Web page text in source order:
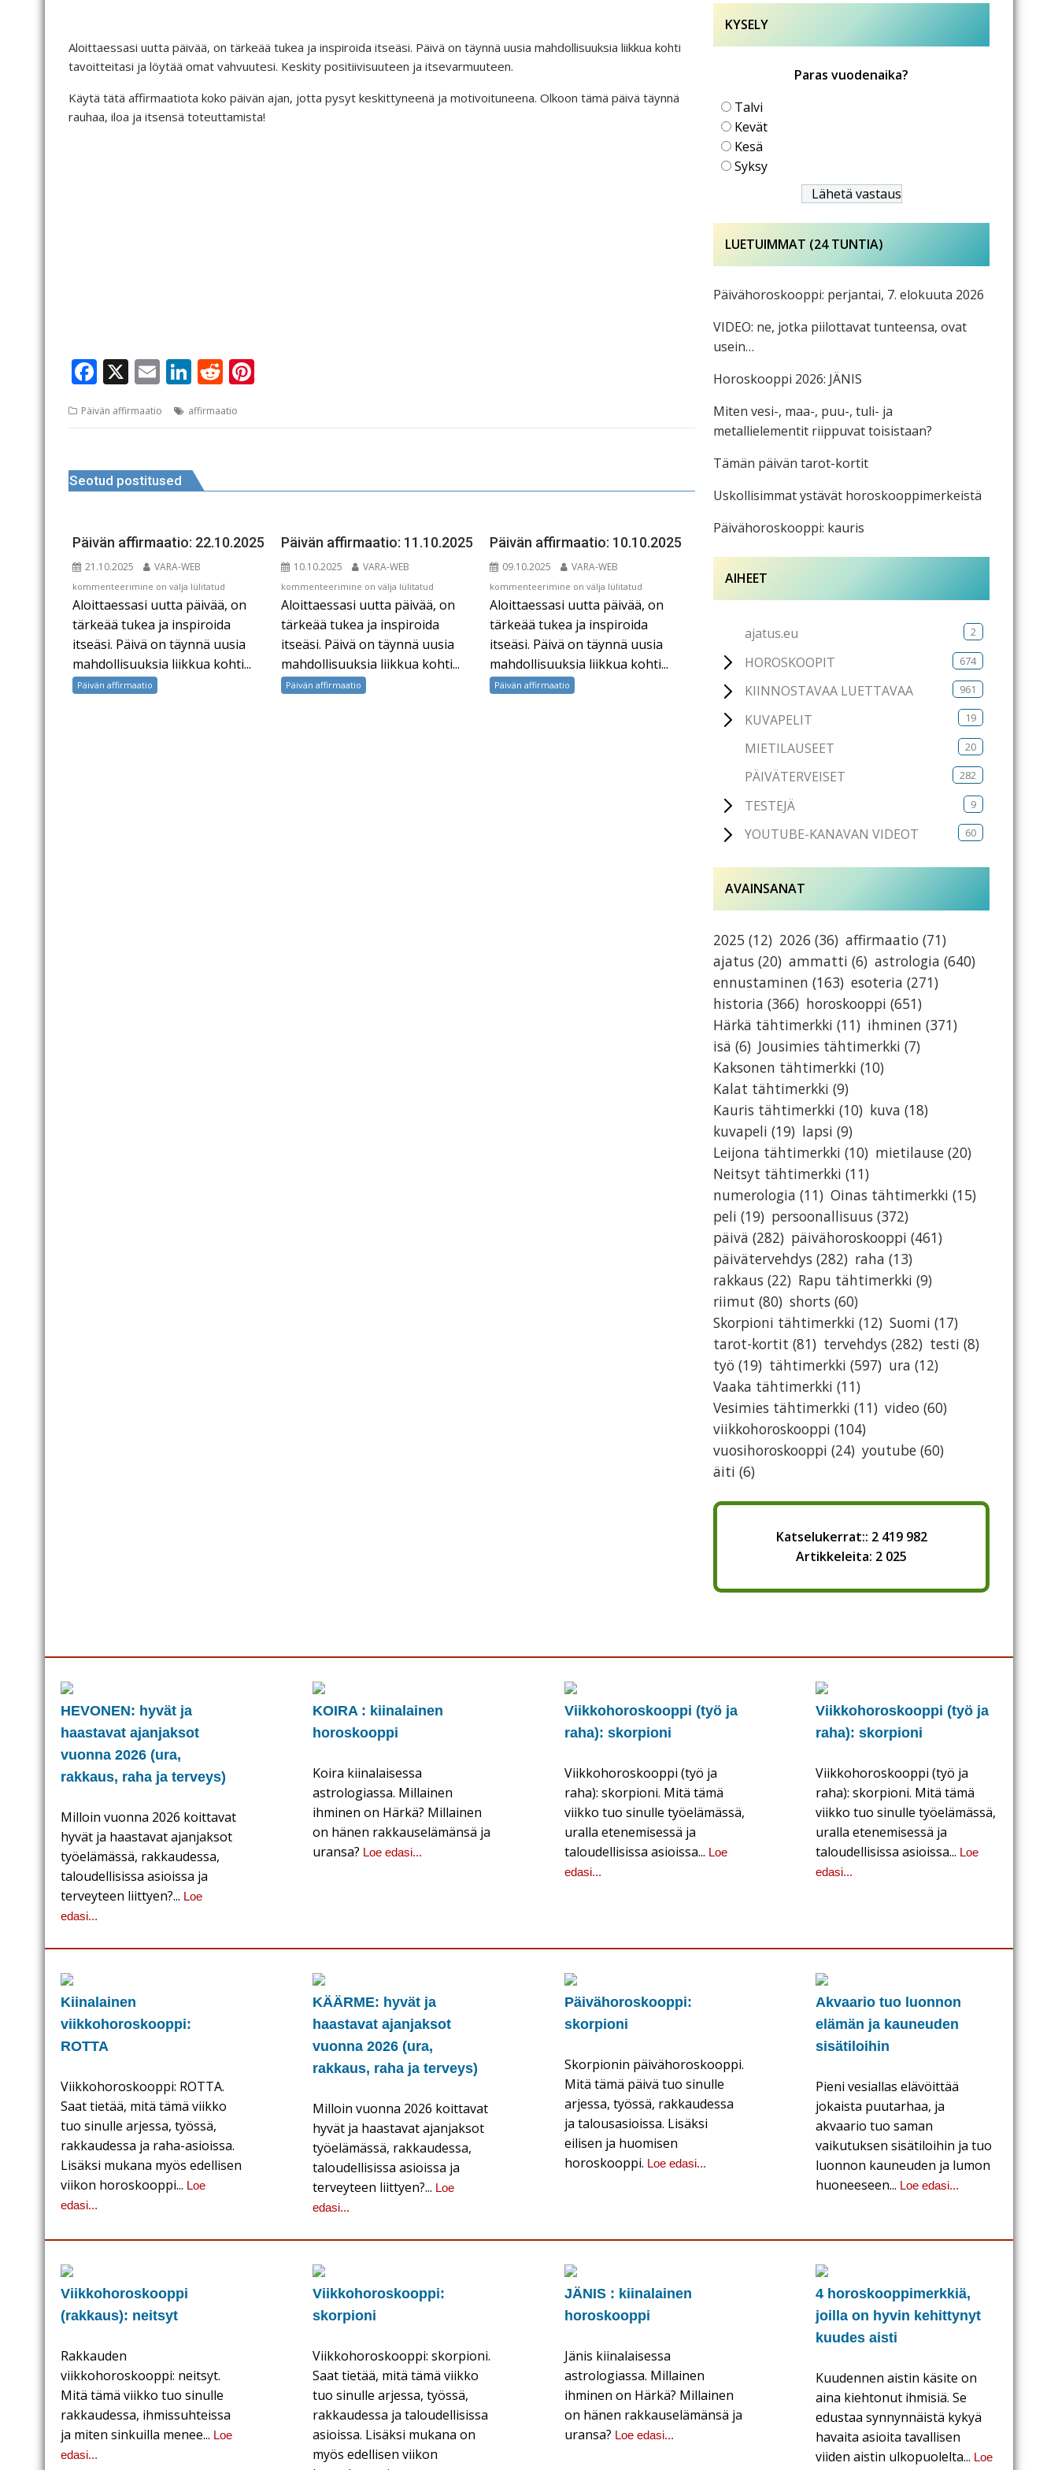
o
o
k
n st
Aloittaessasi uutta päivää, on tärkeää tukea ja inspiroida itseäsi. Päivä on täynnä uusia mahdollisuuksia liikkua kohti
tavoitteitasi ja löytää omat vahvuutesi. Keskity positiivisuuteen ja itsevarmuuteen.
Käytä tätä affirmaatiota koko päivän ajan, jotta pysyt keskittyneenä ja motivoituneena. Olkoon tämä päivä täynnä
rauhaa, iloa ja itsensä toteuttamista!
F
c
b
o
k
X E
ai
Li
k
dI
n
R
d te
st
Päivän affirmaatio affirmaatio
Seotud postitused
Päivän affirmaatio: 22.10.2025
21.10.2025 VARA-WEB
Päivän
affirmaatio:
22.10.2025
kommenteerimine on välja lülitatud
Aloittaessasi uutta päivää, on
tärkeää tukea ja inspiroida
itseäsi. Päivä on täynnä uusia
mahdollisuuksia liikkua kohti...
Päivän affirmaatio
Päivän affirmaatio: 11.10.2025
10.10.2025 VARA-WEB
Päivän
affirmaatio:
11.10.2025
kommenteerimine on välja lülitatud
Aloittaessasi uutta päivää, on
tärkeää tukea ja inspiroida
itseäsi. Päivä on täynnä uusia
mahdollisuuksia liikkua kohti...
Päivän affirmaatio
Päivän affirmaatio: 10.10.2025
09.10.2025 VARA-WEB
Päivän
affirmaatio:
10.10.2025
kommenteerimine on välja lülitatud
Aloittaessasi uutta päivää, on
tärkeää tukea ja inspiroida
itseäsi. Päivä on täynnä uusia
mahdollisuuksia liikkua kohti...
Päivän affirmaatio
KYSELY
Paras vuodenaika?
Talvi
Kevät
Kesä
Syksy
LUETUIMMAT (24 TUNTIA)
Päivähoroskooppi: perjantai, 7. elokuuta 2026
VIDEO: ne, jotka piilottavat tunteensa, ovat
usein…
Horoskooppi 2026: JÄNIS
Miten vesi-, maa-, puu-, tuli- ja
metallielementit riippuvat toisistaan?
Tämän päivän tarot-kortit
Uskollisimmat ystävät horoskooppimerkeistä
Päivähoroskooppi: kauris
AIHEET
ajatus.eu 2
HOROSKOOPIT 674
KIINNOSTAVAA LUETTAVAA 961
KUVAPELIT 19
MIETILAUSEET 20
PÄIVÄTERVEISET 282
TESTEJÄ 9
YOUTUBE-KANAVAN VIDEOT 60
AVAINSANAT
2025 (12) 2026 (36) affirmaatio (71)
ajatus (20) ammatti (6) astrologia (640)
ennustaminen (163) esoteria (271)
historia (366) horoskooppi (651)
Härkä tähtimerkki (11) ihminen (371)
isä (6) Jousimies tähtimerkki (7)
Kaksonen tähtimerkki (10)
Kalat tähtimerkki (9)
Kauris tähtimerkki (10) kuva (18)
kuvapeli (19) lapsi (9)
Leijona tähtimerkki (10) mietilause (20)
Neitsyt tähtimerkki (11)
numerologia (11) Oinas tähtimerkki (15)
peli (19) persoonallisuus (372)
päivä (282) päivähoroskooppi (461)
päivätervehdys (282) raha (13)
rakkaus (22) Rapu tähtimerkki (9)
riimut (80) shorts (60)
Skorpioni tähtimerkki (12) Suomi (17)
tarot-kortit (81) tervehdys (282) testi (8)
työ (19) tähtimerkki (597) ura (12)
Vaaka tähtimerkki (11)
Vesimies tähtimerkki (11) video (60)
viikkohoroskooppi (104)
vuosihoroskooppi (24) youtube (60)
äiti (6)
Katselukerrat:: 2 419 982
Artikkeleita: 2 025
HEVONEN: hyvät ja
haastavat ajanjaksot
vuonna 2026 (ura,
rakkaus, raha ja terveys)
Milloin vuonna 2026 koittavat
hyvät ja haastavat ajanjaksot
työelämässä, rakkaudessa,
taloudellisissa asioissa ja
terveyteen liittyen?... Loe
edasi...
KOIRA : kiinalainen
horoskooppi
Koira kiinalaisessa
astrologiassa. Millainen
ihminen on Härkä? Millainen
on hänen rakkauselämänsä ja
uransa? Loe edasi...
Viikkohoroskooppi (työ ja
raha): skorpioni
Viikkohoroskooppi (työ ja
raha): skorpioni. Mitä tämä
viikko tuo sinulle työelämässä,
uralla etenemisessä ja
taloudellisissa asioissa... Loe
edasi...
Viikkohoroskooppi (työ ja
raha): skorpioni
Viikkohoroskooppi (työ ja
raha): skorpioni. Mitä tämä
viikko tuo sinulle työelämässä,
uralla etenemisessä ja
taloudellisissa asioissa... Loe
edasi...
Kiinalainen
viikkohoroskooppi:
ROTTA
Viikkohoroskooppi: ROTTA.
Saat tietää, mitä tämä viikko
tuo sinulle arjessa, työssä,
rakkaudessa ja raha-asioissa.
Lisäksi mukana myös edellisen
viikon horoskooppi... Loe
edasi...
KÄÄRME: hyvät ja
haastavat ajanjaksot
vuonna 2026 (ura,
rakkaus, raha ja terveys)
Milloin vuonna 2026 koittavat
hyvät ja haastavat ajanjaksot
työelämässä, rakkaudessa,
taloudellisissa asioissa ja
terveyteen liittyen?... Loe
edasi...
Päivähoroskooppi:
skorpioni
Skorpionin päivähoroskooppi.
Mitä tämä päivä tuo sinulle
arjessa, työssä, rakkaudessa
ja talousasioissa. Lisäksi
eilisen ja huomisen
horoskooppi. Loe edasi...
Akvaario tuo luonnon
elämän ja kauneuden
sisätiloihin
Pieni vesiallas elävöittää
jokaista puutarhaa, ja
akvaario tuo saman
vaikutuksen sisätiloihin ja tuo
luonnon kauneuden ja lumon
huoneeseen... Loe edasi...
Viikkohoroskooppi
(rakkaus): neitsyt
Rakkauden
viikkohoroskooppi: neitsyt.
Mitä tämä viikko tuo sinulle
rakkaudessa, ihmissuhteissa
ja miten sinkuilla menee... Loe
edasi...
Viikkohoroskooppi:
skorpioni
Viikkohoroskooppi: skorpioni.
Saat tietää, mitä tämä viikko
tuo sinulle arjessa, työssä,
rakkaudessa ja taloudellisissa
asioissa. Lisäksi mukana on
myös edellisen viikon
JÄNIS : kiinalainen
horoskooppi
Jänis kiinalaisessa
astrologiassa. Millainen
ihminen on Härkä? Millainen
on hänen rakkauselämänsä ja
uransa? Loe edasi...
4 horoskooppimerkkiä,
joilla on hyvin kehittynyt
kuudes aisti
Kuudennen aistin käsite on
aina kiehtonut ihmisiä. Se
edustaa synnynnäistä kykyä
havaita asioita tavallisen
viiden aistin ulkopuolelta... Loe